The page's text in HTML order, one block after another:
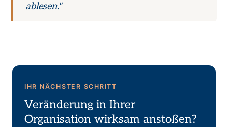
ablesen."
IHR NÄCHSTER SCHRITT
Veränderung in Ihrer
Organisation wirksam anstoßen?